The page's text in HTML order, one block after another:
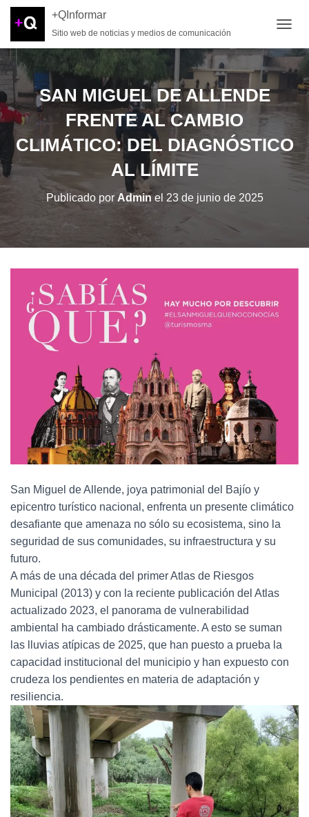
+QInformar
Sitio web de noticias y medios de comunicación
SAN MIGUEL DE ALLENDE
FRENTE AL CAMBIO
CLIMÁTICO: DEL DIAGNÓSTICO
AL LÍMITE
Publicado por Adminel 23 de junio de 2025
San Miguel de Allende, joya patrimonial del Bajío y
epicentro turístico nacional, enfrenta un presente climático
desafiante que amenaza no sólo su ecosistema, sino la
seguridad de sus comunidades, su infraestructura y su
futuro.
A más de una década del primer Atlas de Riesgos
Municipal (2013) y con la reciente publicación del Atlas
actualizado 2023, el panorama de vulnerabilidad
ambiental ha cambiado drásticamente. A esto se suman
las lluvias atípicas de 2025, que han puesto a prueba la
capacidad institucional del municipio y han expuesto con
crudeza los pendientes en materia de adaptación y
resiliencia.